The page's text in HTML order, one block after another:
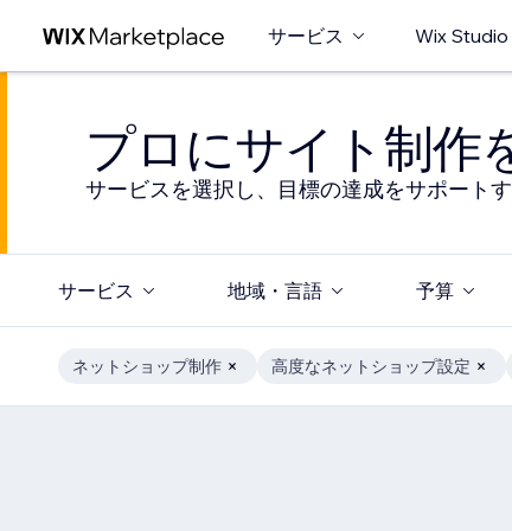
サービス Wix Studio
プロにサイト制作
サービスを選択し、目標の達成をサポート
サービス 地域・言語 予算
ネットショップ制作 高度なネットショップ設定